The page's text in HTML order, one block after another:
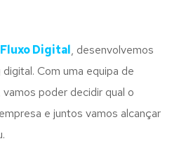
Fluxo Digital, desenvolvemos
Com uma equipa de
poder decidir qual o
e juntos vamos alcançar